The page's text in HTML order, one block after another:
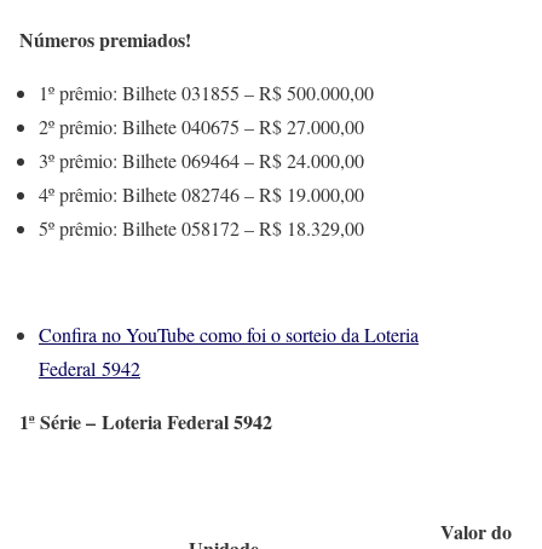
Números premiados!
1º prêmio: Bilhete 031855 – R$ 500.000,00
2º prêmio: Bilhete 040675 – R$ 27.000,00
3º prêmio: Bilhete 069464 – R$ 24.000,00
4º prêmio: Bilhete 082746 – R$ 19.000,00
5º prêmio: Bilhete 058172 – R$ 18.329,00
Confira no YouTube como foi o sorteio da Loteria
Federal 5942
1ª Série – Loteria Federal 5942
Valor do